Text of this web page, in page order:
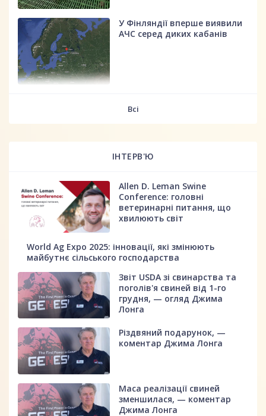
У Фінляндії вперше виявили
АЧС серед диких кабанів
Всі
ІНТЕРВ'Ю
Allen D. Leman Swine
Conference: головні
ветеринарні питання, що
хвилюють світ
World Ag Expo 2025: інновації, які змінюють
майбутнє сільського господарства
Звіт USDA зі свинарства та
поголів'я свиней від 1-го
грудня, — огляд Джима
Лонга
Різдвяний подарунок, —
коментар Джима Лонга
Маса реалізації свиней
зменшилася, — коментар
Джима Лонга